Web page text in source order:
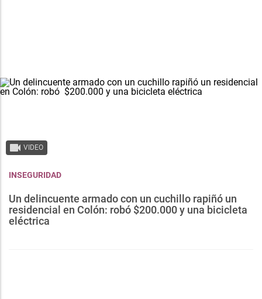
VIDEO
INSEGURIDAD
Un delincuente armado con un cuchillo rapiñó un
residencial en Colón: robó $200.000 y una bicicleta
eléctrica